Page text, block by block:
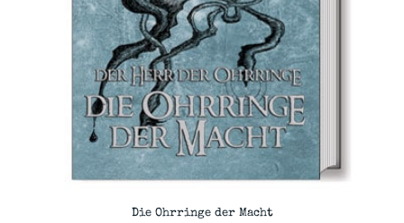
Die Ohrringe der Macht